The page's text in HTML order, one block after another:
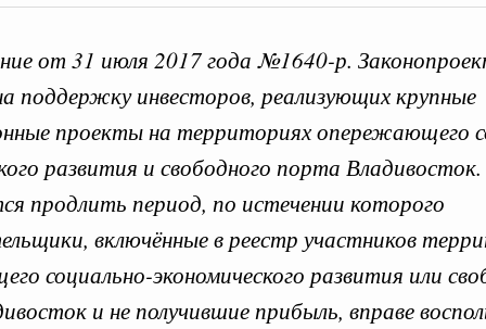
от 31 июля 2017 года №1640-р.
поддержку инвесторов, реализующих крупные
проекты на территориях опережающего
развития и свободного порта Владивосток.
продлить период, по истечении которого
включённые в реестр участников
социально-экономического развития или
и не получившие прибыль, вправе
в
2 июля 2026 года
июня, пятница
25 июня 2026 года
ПН